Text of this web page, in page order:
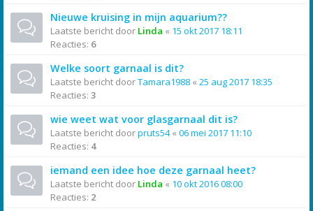
Nieuwe kruising in mijn aquarium??
Laatste bericht door Linda « 15 okt 2017 18:11
Reacties: 6
Welke soort garnaal is dit?
Laatste bericht doorTamara1988 « 25 aug 2017 18:35
Reacties: 3
wie weet wat voor glasgarnaal dit is?
Laatste bericht doorpruts54« 06 mei 2017 11:10
Reacties: 4
iemand een idee hoe deze garnaal heet?
Laatste bericht door Linda « 10 okt 2016 08:00
Reacties: 2